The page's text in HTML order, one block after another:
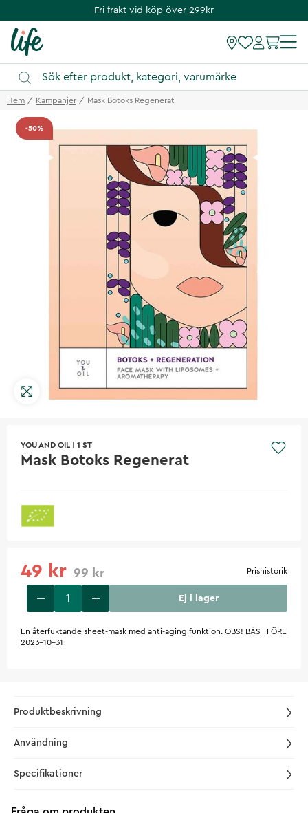
Fri frakt vid köp över 299kr
Hem Kampanjer Mask Botoks Regenerat
-50%
YOU AND OIL 1 ST
Mask Botoks Regenerat
49 kr 99 kr Prishistorik
Ej i lager
En återfuktande sheet-mask med anti-aging funktion. OBS! BÄST FÖRE
2023-10-31
Produktbeskrivning
Användning
Specifikationer